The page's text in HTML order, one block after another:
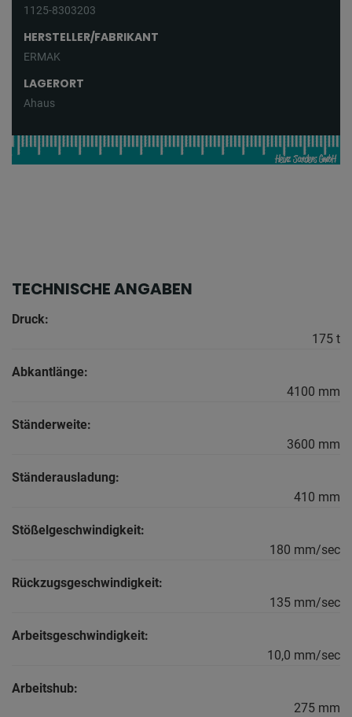
1125-8303203
HERSTELLER/FABRIKANT
ERMAK
LAGERORT
Ahaus
TECHNISCHE ANGABEN
Druck:
175 t
Abkantlänge:
4100 mm
Ständerweite:
3600 mm
Ständerausladung:
410 mm
Stößelgeschwindigkeit:
180 mm/sec
Rückzugsgeschwindigkeit:
135 mm/sec
Arbeitsgeschwindigkeit:
10,0 mm/sec
Arbeitshub:
275 mm